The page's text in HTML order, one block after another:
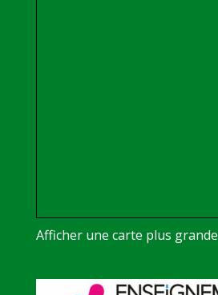
Afficher une carte plus grande